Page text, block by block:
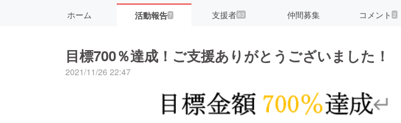
ホーム 活動報告7 支援者83 仲間募集 コメント 2
目標700％達成！ご支援ありがとうございました！
2021/11/26 22:47